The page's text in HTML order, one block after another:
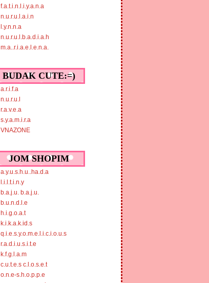
f.a.t.i.n.l.i.y.a.n.a
n.u.r.u.l.a.i.n
l.y.n.n.a
n.u.r.u.l.b.a.d.i.a.h
m.a..r.i.a.e.l.e.n.a.
BUDAK CUTE:=)
a.r.i.f.a
n.u.r.u.l
r.a.v.e.a
s.y.a.m.i.r.a
VNAZONE
JOM SHOPIM
a.y.u.s.h.u..ha.d.a
l.i.l.t.i.n.y
b.a.j.u. b.a.j.u.
b.u.n.d.l.e
h.i.g.o.a.t
k.i.k.a.k.id.s
q.i.e.s.y.o.m.e.l.i.c.i.o.u.s
r.a.d.i.u.s.i.t.e
k.f.g.l.a.m
c.u.t.e.s c.l.o.s.e.t
o.n.e-s.h.o.p.p.e